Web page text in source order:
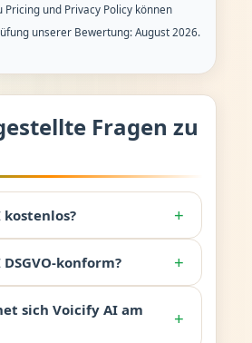
Pricing und Privacy Policy können
unserer Bewertung: August 2026.
Fragen zu
+
konform? +
sich Voicify AI am
+